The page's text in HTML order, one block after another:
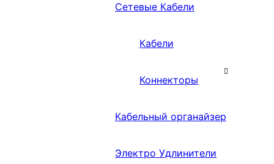
Сетевые Кабели
Кабели
Коннекторы
Кабельный органайзер
Электро Удлинители